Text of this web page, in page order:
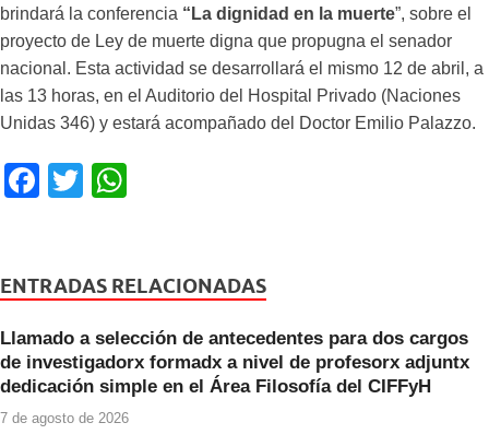
brindará la conferencia “La dignidad en la muerte”, sobre el
proyecto de Ley de muerte digna que propugna el senador
nacional. Esta actividad se desarrollará el mismo 12 de abril, a
las 13 horas, en el Auditorio del Hospital Privado (Naciones
Unidas 346) y estará acompañado del Doctor Emilio Palazzo.
F
e
o
o
k
T
er s
p
p
ENTRADAS RELACIONADAS
Llamado a selección de antecedentes para dos cargos
de investigadorx formadx a nivel de profesorx adjuntx
dedicación simple en el Área Filosofía del CIFFyH
7 de agosto de 2026